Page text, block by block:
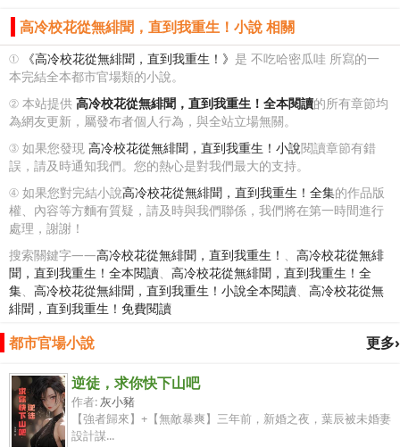
高冷校花從無緋聞，直到我重生！小說 相關
① 《高冷校花從無緋聞，直到我重生！》 是 不吃哈密瓜哇 所寫的一
本完結全本都市官場類的小說。
② 本站提供 高冷校花從無緋聞，直到我重生！全本閱讀的所有章節均
為網友更新，屬發布者個人行為，與全站立場無關。
③ 如果您發現 高冷校花從無緋聞，直到我重生！小說閱讀章節有錯
誤，請及時通知我們。您的熱心是對我們最大的支持。
④ 如果您對完結小說高冷校花從無緋聞，直到我重生！全集的作品版
權、內容等方麵有質疑，請及時與我們聯係，我們將在第一時間進行
處理，謝謝！
搜索關鍵字——高冷校花從無緋聞，直到我重生！ 、 高冷校花從無緋
聞，直到我重生！全本閱讀、 高冷校花從無緋聞，直到我重生！全
集、 高冷校花從無緋聞，直到我重生！小說全本閱讀、 高冷校花從無
緋聞，直到我重生！免費閱讀
更多›
都市官場小說
逆徒，求你快下山吧
作者:灰小豬
【強者歸來】+【無敵暴爽】三年前，新婚之夜，葉辰被未婚妻
設計謀...